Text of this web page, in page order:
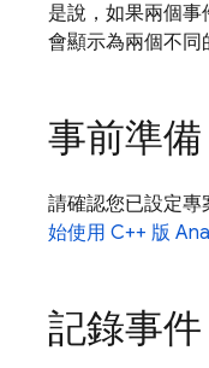
是說，如果兩個
會顯示為兩個不同
事前準備
請確認您已設定專
始使用 C++ 版
記錄事件